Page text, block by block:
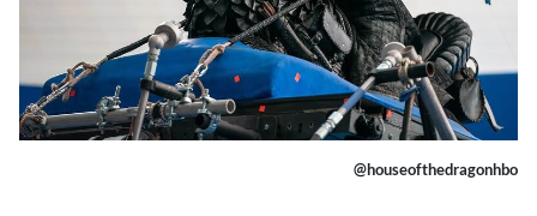
@houseofthedragonhbo